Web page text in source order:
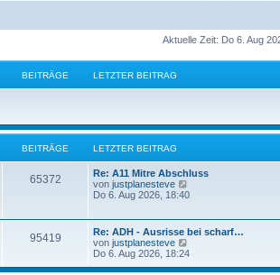
Aktuelle Zeit: Do 6. Aug
BEITRÄGE LETZTER BEITRAG
BEITRÄGE LETZTER BEITRAG
65372B
r
L
e
t
e
r
B
e
i
Re: A11 Mitre Abschluss
von justplanesteve
e
s
t
e
r
B
Do 6. Aug 2026, 18:40
95419B
L
e
t
Re: ADH - Ausrisse bei scharf…
von justplanesteve
e
Do 6. Aug 2026, 18:24